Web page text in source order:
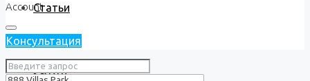
Статьи
Услуги
Account
Консультация